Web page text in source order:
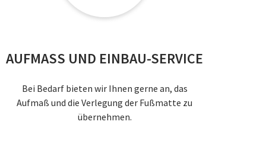
AUFMASS UND EINBAU-SERVICE
Bei Bedarf bieten wir Ihnen gerne an, das
Aufmaß und die Verlegung der Fußmatte zu
übernehmen.